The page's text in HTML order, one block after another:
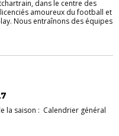
dans le centre des
amoureux du football et
Nous entraînons des équipes
la saison : Calendrier général